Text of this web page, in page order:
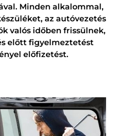
Minden alkalommal,
az autóvezetés
valós időben frissülnek,
előtt figyelmeztetést
előfizetést.